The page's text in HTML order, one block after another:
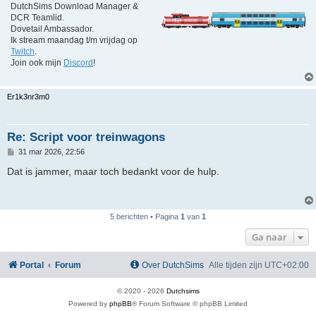
DutchSims Download Manager &
DCR Teamlid.
Dovetail Ambassador.
Ik stream maandag t/m vrijdag op
Twitch.
Join ook mijn Discord!
Er1k3nr3m0
Re: Script voor treinwagons
B
r
31 mar 2026, 22:56
Dat is jammer, maar toch bedankt voor de hulp.
5 berichten • Pagina 1 van 1
Ga naar
Portal Forum Alle tijden zijn UTC+02:00
Over DutchSims
© 2020 - 2026 Dutchsims
Powered by phpBB® Forum Software © phpBB Limited